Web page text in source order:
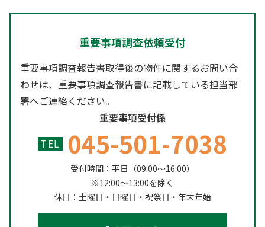
重要事項調査依頼受付
重要事項調査報告書取得後の物件に関するお問い合
わせは、重要事項調査報告書に記載している担当部
署へご連絡ください。
重要事項受付係
TEL
045-501-7038
受付時間：平日（09:00～16:00）
※12:00～13:00を除く
休日：土曜日・日曜日・祝祭日・年末年始